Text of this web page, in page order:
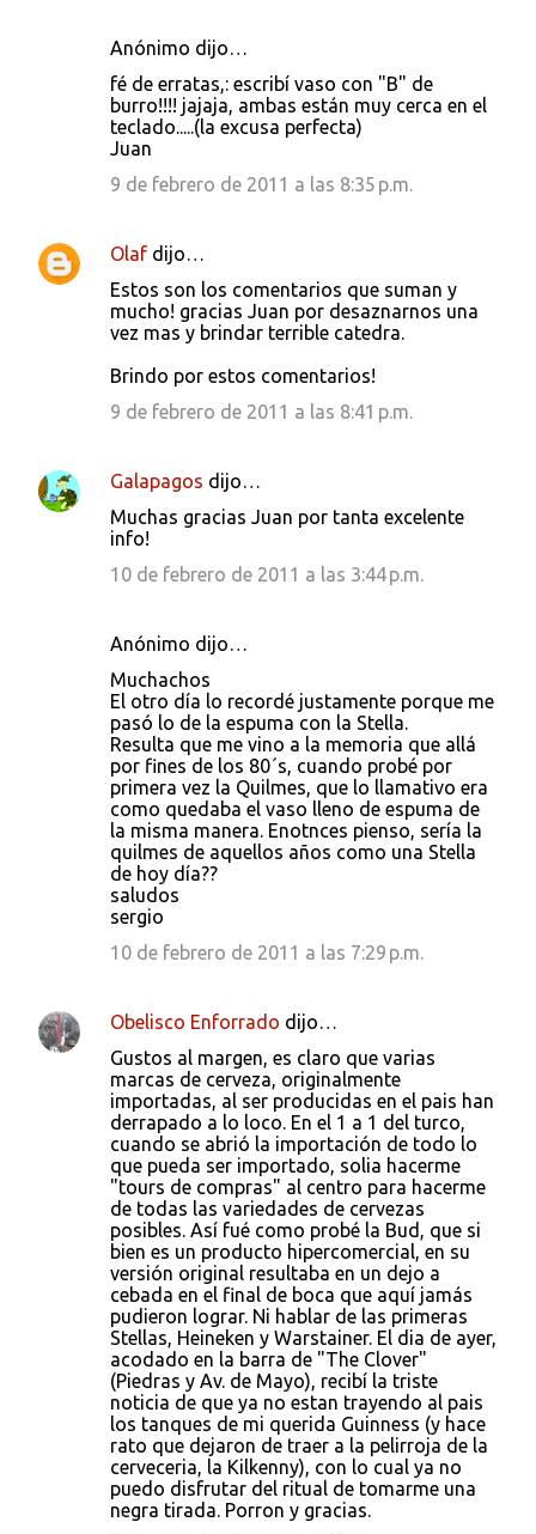
Anónimo dijo…
fé de erratas,: escribí vaso con "B" de
burro!!!! jajaja, ambas están muy cerca en el
teclado.....(la excusa perfecta)
Juan
9 de febrero de 2011 a las 8:35 p.m.
Olaf dijo…
Estos son los comentarios que suman y
mucho! gracias Juan por desaznarnos una
vez mas y brindar terrible catedra.
Brindo por estos comentarios!
9 de febrero de 2011 a las 8:41 p.m.
Galapagos dijo…
Muchas gracias Juan por tanta excelente
info!
10 de febrero de 2011 a las 3:44 p.m.
Anónimo dijo…
Muchachos
El otro día lo recordé justamente porque me
pasó lo de la espuma con la Stella.
Resulta que me vino a la memoria que allá
por fines de los 80´s, cuando probé por
primera vez la Quilmes, que lo llamativo era
como quedaba el vaso lleno de espuma de
la misma manera. Enotnces pienso, sería la
quilmes de aquellos años como una Stella
de hoy día??
saludos
sergio
10 de febrero de 2011 a las 7:29 p.m.
Obelisco Enforrado dijo…
Gustos al margen, es claro que varias
marcas de cerveza, originalmente
importadas, al ser producidas en el pais han
derrapado a lo loco. En el 1 a 1 del turco,
cuando se abrió la importación de todo lo
que pueda ser importado, solia hacerme
"tours de compras" al centro para hacerme
de todas las variedades de cervezas
posibles. Así fué como probé la Bud, que si
bien es un producto hipercomercial, en su
versión original resultaba en un dejo a
cebada en el final de boca que aquí jamás
pudieron lograr. Ni hablar de las primeras
Stellas, Heineken y Warstainer. El dia de ayer,
acodado en la barra de "The Clover"
(Piedras y Av. de Mayo), recibí la triste
noticia de que ya no estan trayendo al pais
los tanques de mi querida Guinness (y hace
rato que dejaron de traer a la pelirroja de la
cerveceria, la Kilkenny), con lo cual ya no
puedo disfrutar del ritual de tomarme una
negra tirada. Porron y gracias.